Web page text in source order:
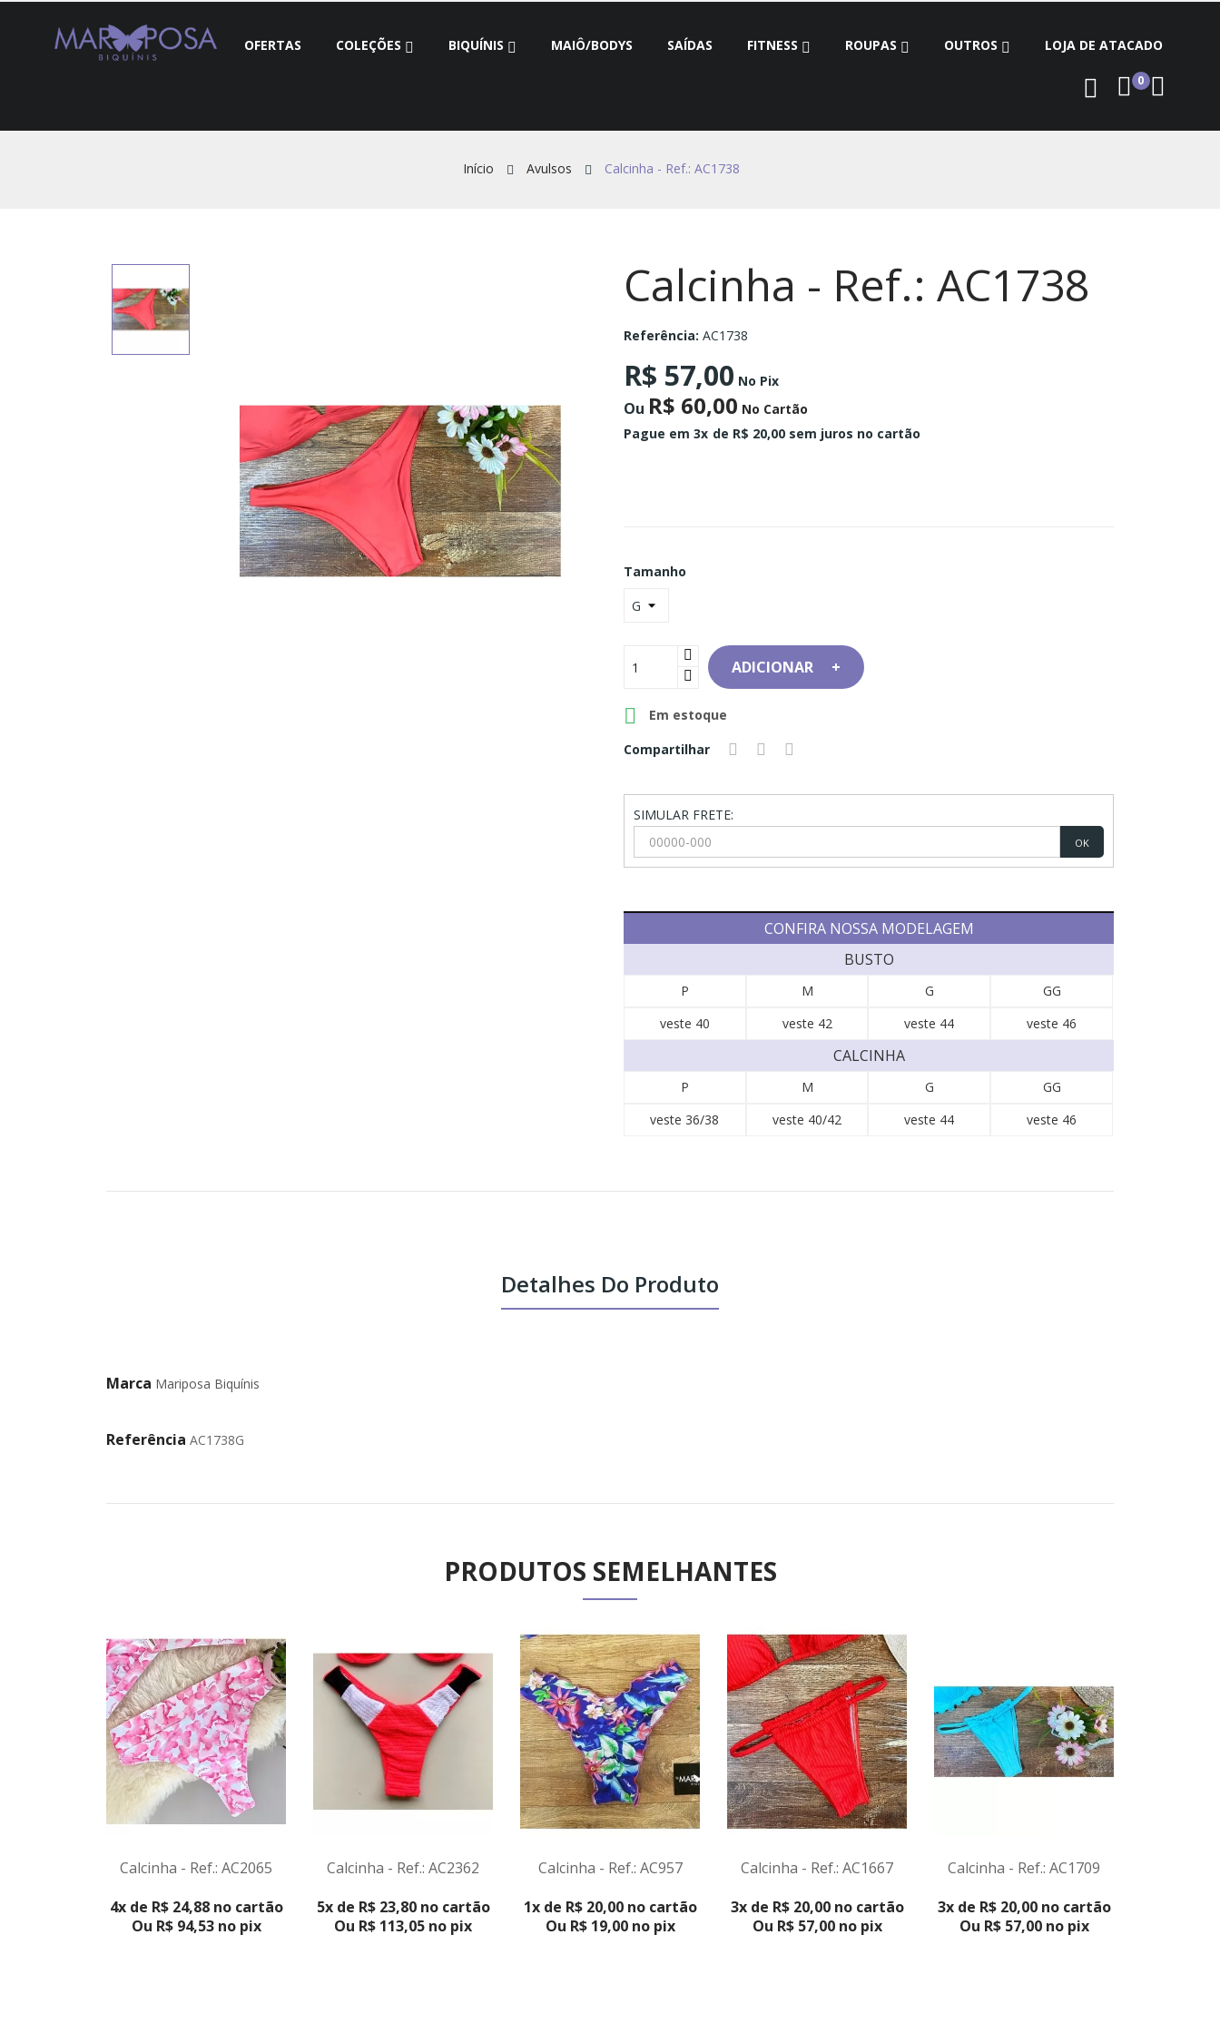
OFERTAS COLEÇÕES BIQUÍNIS MAIÔ/BODYS SAÍDAS FITNESS ROUPAS OUTROS LOJA DE ATACADO
0
Início Avulsos Calcinha - Ref.: AC1738
Calcinha - Ref.: AC1738
Referência: AC1738
R$ 57,00 No Pix
Ou R$ 60,00 No Cartão
Pague em 3x de R$ 20,00 sem juros no cartão
Tamanho
ADICIONAR
 Em estoque
Compartilhar
SIMULAR FRETE:
OK
CONFIRA NOSSA MODELAGEM
BUSTO
P M G
GG
veste 40
veste 42 veste 44 veste 46
CALCINHA
P M G
GG
veste 36/38
veste 40/42 veste 44 veste 46
Detalhes Do Produto
Marca Mariposa Biquínis
Referência AC1738G
PRODUTOS SEMELHANTES
Calcinha - Ref.: AC2065
4x de R$ 24,88 no cartão
Ou R$ 94,53 no pix
Calcinha - Ref.: AC2362
5x de R$ 23,80 no cartão
Ou R$ 113,05 no pix
Calcinha - Ref.: AC957
1x de R$ 20,00 no cartão
Ou R$ 19,00 no pix
Calcinha - Ref.: AC1667
3x de R$ 20,00 no cartão
Ou R$ 57,00 no pix
Calcinha - Ref.: AC1709
3x de R$ 20,00 no cartão
Ou R$ 57,00 no pix